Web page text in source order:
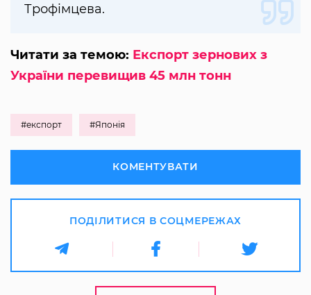
Трофімцева.
Читати за темою: Експорт зернових з
України перевищив 45 млн тонн
#експорт #Японія
КОМЕНТУВАТИ
ПОДІЛИТИСЯ В СОЦМЕРЕЖАХ